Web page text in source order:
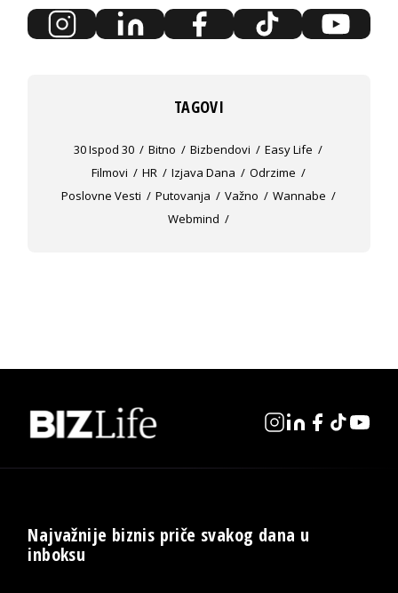
TAGOVI
30 Ispod 30 Bitno Bizbendovi
Easy Life
Filmovi
HR Izjava Dana
Odrzime
Poslovne Vesti
Putovanja Važno
Wannabe
Webmind
Najvažnije biznis priče svakog dana u
inboksu